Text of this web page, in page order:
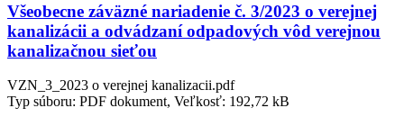
Všeobecne záväzné nariadenie č. 3/2023 o verejnej
kanalizácii a odvádzaní odpadových vôd verejnou
kanalizačnou sieťou
VZN_3_2023 o verejnej kanalizacii.pdf
Typ súboru: PDF dokument, Veľkosť: 192,72 kB